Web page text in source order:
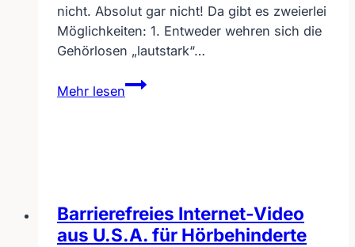
nicht. Absolut gar nicht! Da gibt es zweierlei
Möglichkeiten: 1. Entweder wehren sich die
Gehörlosen „lautstark“…
Mehr lesen
Umfrage:
Eigenen
Barrierefreies Internet-Video
aus U.S.A. für Hörbehinderte